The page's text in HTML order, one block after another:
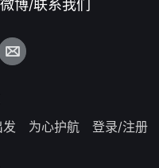
博/联系我们
发 为心护航 登录/注册